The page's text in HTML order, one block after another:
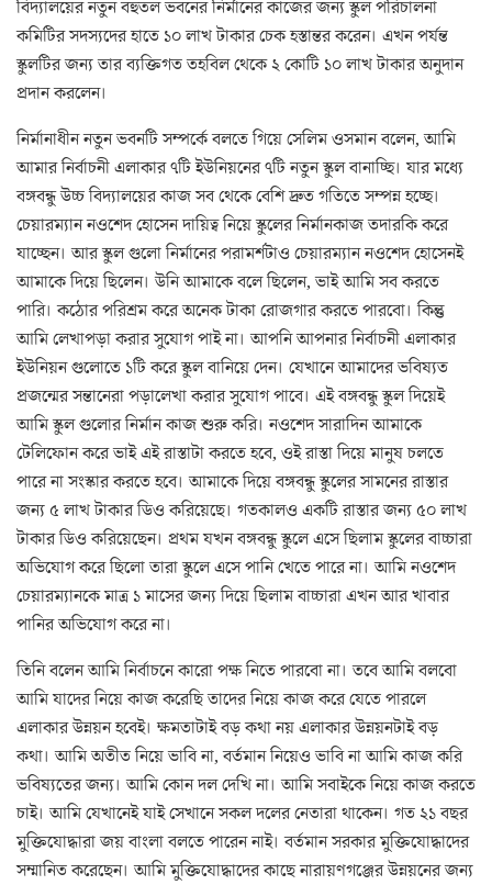
বিদ্যালয়ের নতুন বহুতল ভবনের নির্মানের কাজের জন্য স্কুল পরিচালনা
কমিটির সদস্যদের হাতে ১০ লাখ টাকার চেক হস্তান্তর করেন। এখন পর্যন্ত
স্কুলটির জন্য তার ব্যক্তিগত তহবিল থেকে ২ কোটি ১০ লাখ টাকার অনুদান
প্রদান করলেন।
নির্মানাধীন নতুন ভবনটি সম্পর্কে বলতে গিয়ে সেলিম ওসমান বলেন, আমি
আমার নির্বাচনী এলাকার ৭টি ইউনিয়নের ৭টি নতুন স্কুল বানাচ্ছি। যার মধ্যে
বঙ্গবন্ধু উচ্চ বিদ্যালয়ের কাজ সব থেকে বেশি দ্রুত গতিতে সম্পন্ন হচ্ছে।
চেয়ারম্যান নওশেদ হোসেন দায়িত্ব নিয়ে স্কুলের নির্মানকাজ তদারকি করে
যাচ্ছেন। আর স্কুল গুলো নির্মানের পরামর্শটাও চেয়ারম্যান নওশেদ হোসেনই
আমাকে দিয়ে ছিলেন। উনি আমাকে বলে ছিলেন, ভাই আমি সব করতে
পারি। কঠোর পরিশ্রম করে অনেক টাকা রোজগার করতে পারবো। কিন্তু
আমি লেখাপড়া করার সুযোগ পাই না। আপনি আপনার নির্বাচনী এলাকার
ইউনিয়ন গুলোতে ১টি করে স্কুল বানিয়ে দেন। যেখানে আমাদের ভবিষ্যত
প্রজন্মের সন্তানেরা পড়ালেখা করার সুযোগ পাবে। এই বঙ্গবন্ধু স্কুল দিয়েই
আমি স্কুল গুলোর নির্মান কাজ শুরু করি। নওশেদ সারাদিন আমাকে
টেলিফোন করে ভাই এই রাস্তাটা করতে হবে, ওই রাস্তা দিয়ে মানুষ চলতে
পারে না সংস্কার করতে হবে। আমাকে দিয়ে বঙ্গবন্ধু স্কুলের সামনের রাস্তার
জন্য ৫ লাখ টাকার ডিও করিয়েছে। গতকালও একটি রাস্তার জন্য ৫০ লাখ
টাকার ডিও করিয়েছেন। প্রথম যখন বঙ্গবন্ধু স্কুলে এসে ছিলাম স্কুলের বাচ্চারা
অভিযোগ করে ছিলো তারা স্কুলে এসে পানি খেতে পারে না। আমি নওশেদ
চেয়ারম্যানকে মাত্র ১ মাসের জন্য দিয়ে ছিলাম বাচ্চারা এখন আর খাবার
পানির অভিযোগ করে না।
তিনি বলেন আমি নির্বাচনে কারো পক্ষ নিতে পারবো না। তবে আমি বলবো
আমি যাদের নিয়ে কাজ করেছি তাদের নিয়ে কাজ করে যেতে পারলে
এলাকার উন্নয়ন হবেই। ক্ষমতাটাই বড় কথা নয় এলাকার উন্নয়নটাই বড়
কথা। আমি অতীত নিয়ে ভাবি না, বর্তমান নিয়েও ভাবি না আমি কাজ করি
ভবিষ্যতের জন্য। আমি কোন দল দেখি না। আমি সবাইকে নিয়ে কাজ করতে
চাই। আমি যেখানেই যাই সেখানে সকল দলের নেতারা থাকেন। গত ২১ বছর
মুক্তিযোদ্ধারা জয় বাংলা বলতে পারেন নাই। বর্তমান সরকার মুক্তিযোদ্ধাদের
সম্মানিত করেছেন। আমি মুক্তিযোদ্ধাদের কাছে নারায়ণগঞ্জের উন্নয়নের জন্য